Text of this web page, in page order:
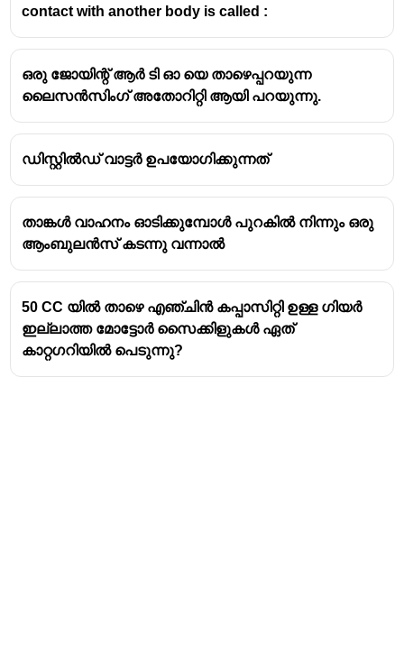
contact with another body is called :
ഒരു ജോയിന്റ് ആർ ടി ഓ യെ താഴെപ്പറയുന്ന
ലൈസൻസിംഗ് അതോറിറ്റി ആയി പറയുന്നു.
ഡിസ്റ്റിൽഡ് വാട്ടർ ഉപയോഗിക്കുന്നത്
താങ്കൾ വാഹനം ഓടിക്കുമ്പോൾ പുറകിൽ നിന്നും ഒരു
ആംബുലൻസ് കടന്നു വന്നാൽ
50 CC യിൽ താഴെ എഞ്ചിൻ കപ്പാസിറ്റി ഉള്ള ഗിയർ
ഇല്ലാത്ത മോട്ടോർ സൈക്കിളുകൾ ഏത്
കാറ്റഗറിയിൽ പെടുന്നു?